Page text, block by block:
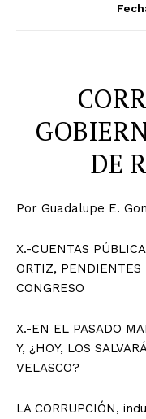
DE
Por Guadalupe E.
X.-CUENTAS
ORTIZ, PENDIENTES
CONGRESO
X.-EN EL PASADO
Y, ¿HOY, LOS
VELASCO?
LA CORRUPCIÓN,